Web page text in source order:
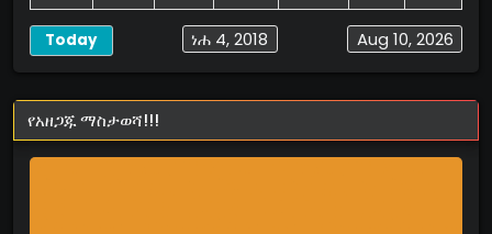
Aug 10, 2026
ነሐ 4, 2018
Today
የአዘጋጁ ማስታወሻ!!!